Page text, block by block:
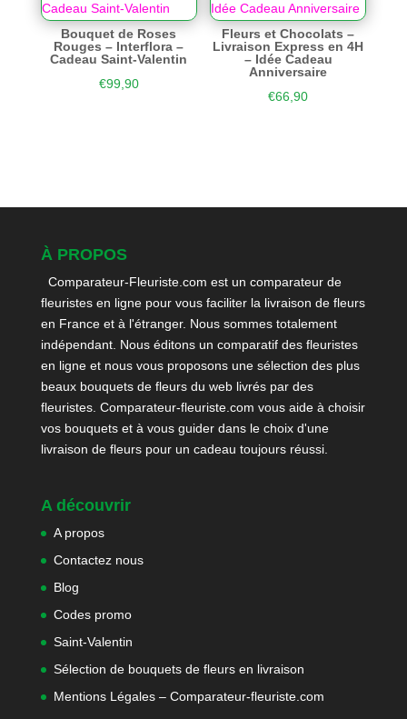
Bouquet de Roses
Rouges – Interflora –
Cadeau Saint-Valentin
€99,90
Fleurs et Chocolats –
Livraison Express en 4H
– Idée Cadeau
Anniversaire
€66,90
À PROPOS
Comparateur-Fleuriste.com est un comparateur de
fleuristes en ligne pour vous faciliter la livraison de fleurs
en France et à l'étranger. Nous sommes totalement
indépendant. Nous éditons un comparatif des fleuristes
en ligne et nous vous proposons une sélection des plus
beaux bouquets de fleurs du web livrés par des
fleuristes. Comparateur-fleuriste.com vous aide à choisir
vos bouquets et à vous guider dans le choix d'une
livraison de fleurs pour un cadeau toujours réussi.
A découvrir
A propos
Contactez nous
Blog
Codes promo
Saint-Valentin
Sélection de bouquets de fleurs en livraison
Mentions Légales – Comparateur-fleuriste.com